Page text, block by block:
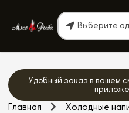
Выберите
Удобный заказ в вашем
Главная
Холодные